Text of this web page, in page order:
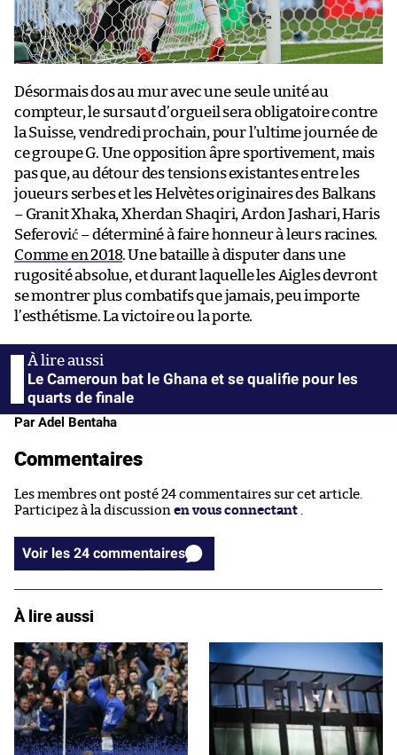
Désormais dos au mur avec une seule unité au
compteur, le sursaut d’orgueil sera obligatoire contre
la Suisse, vendredi prochain, pour l’ultime journée de
ce groupe G. Une opposition âpre sportivement, mais
pas que, au détour des tensions existantes entre les
joueurs serbes et les Helvètes originaires des Balkans
– Granit Xhaka, Xherdan Shaqiri, Ardon Jashari, Haris
Seferović – déterminé à faire honneur à leurs racines.
Comme en 2018. Une bataille à disputer dans une
rugosité absolue, et durant laquelle les Aigles devront
se montrer plus combatifs que jamais, peu importe
l’esthétisme. La victoire ou la porte.
Le Cameroun bat le Ghana et se qualifie pour les
quarts de finale
Par Adel Bentaha
Commentaires
Les membres ont posté 24 commentaires sur cet article.
Participez à la discussion en vous connectant .
Voir les 24 commentaires
À lire aussi